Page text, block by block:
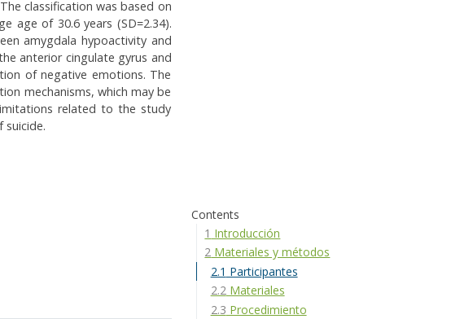
classification was based on
age of 30.6 years (SD=2.34).
amygdala hypoactivity and
anterior cingulate gyrus and
of negative emotions. The
mechanisms, which may be
related to the study
suicide.
Contents
1 Introducción
2 Materiales y métodos
2.1 Participantes
2.2Materiales
2.3 Procedimiento